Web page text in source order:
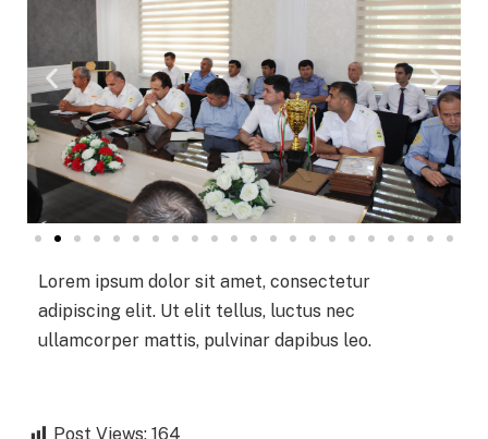
Lorem ipsum dolor sit amet, consectetur
adipiscing elit. Ut elit tellus, luctus nec
ullamcorper mattis, pulvinar dapibus leo.
Post Views: 164